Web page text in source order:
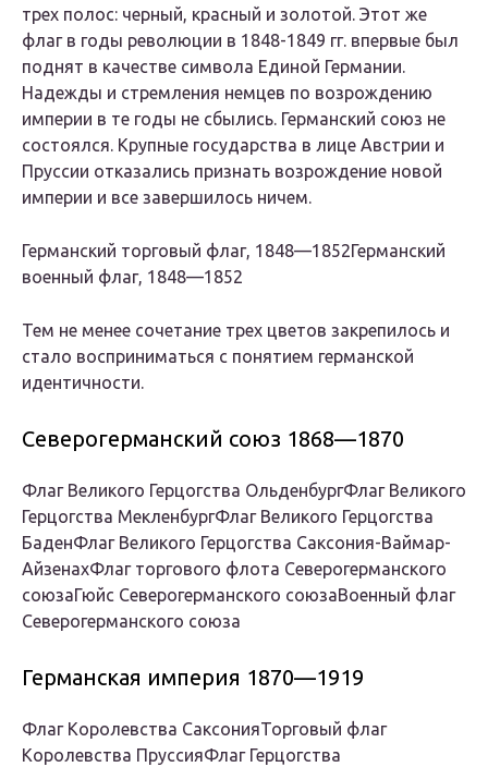
трех полос: черный, красный и золотой. Этот же
флаг в годы революции в 1848-1849 гг. впервые был
поднят в качестве символа Единой Германии.
Надежды и стремления немцев по возрождению
империи в те годы не сбылись. Германский союз не
состоялся. Крупные государства в лице Австрии и
Пруссии отказались признать возрождение новой
империи и все завершилось ничем.
Германский торговый флаг, 1848—1852Германский
военный флаг, 1848—1852
Тем не менее сочетание трех цветов закрепилось и
стало восприниматься с понятием германской
идентичности.
Северогерманский союз 1868—1870
Флаг Великого Герцогства ОльденбургФлаг Великого
Герцогства МекленбургФлаг Великого Герцогства
БаденФлаг Великого Герцогства Саксония-Ваймар-
АйзенахФлаг торгового флота Северогерманского
союзаГюйс Северогерманского союзаВоенный флаг
Северогерманского союза
Германская империя 1870—1919
Флаг Королевства СаксонияТорговый флаг
Королевства ПруссияФлаг Герцогства